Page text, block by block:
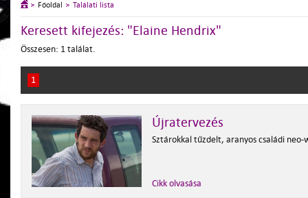
Főoldal Találati lista
Keresett kifejezés: "Elaine Hendrix"
Összesen: 1 találat.
1
Újratervezés
Sztárokkal tűzdelt, aranyos családi
Cikk olvasása